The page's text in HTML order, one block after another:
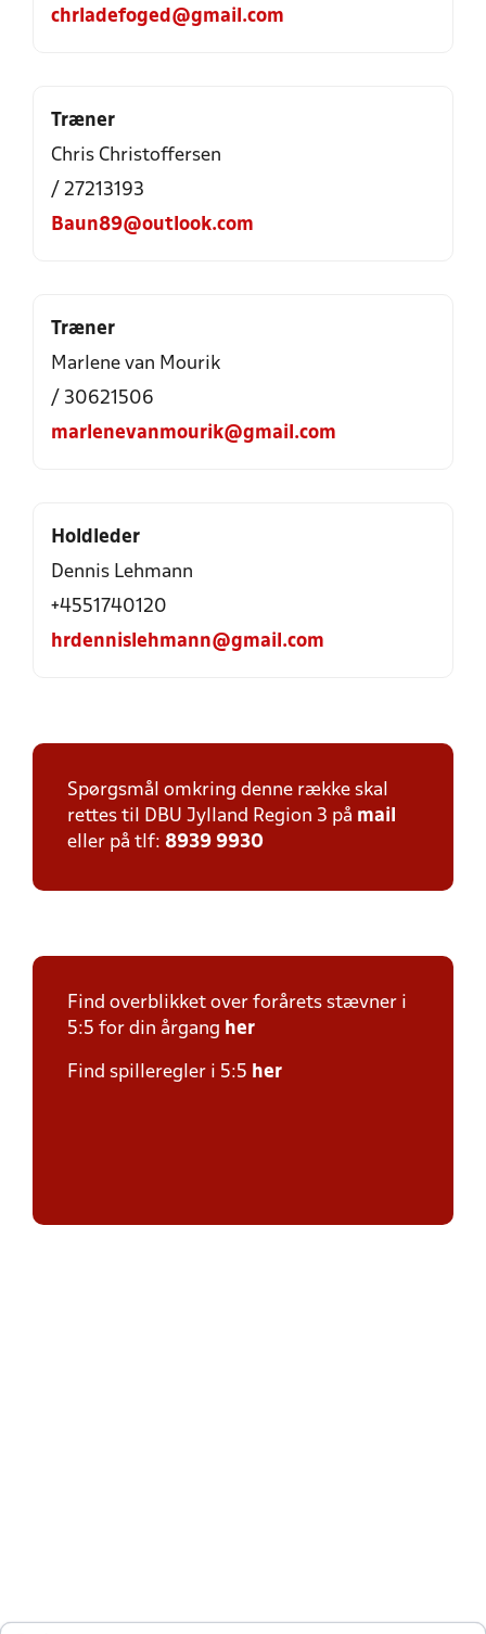
chrladefoged@gmail.com
Træner
Chris Christoffersen
/ 27213193
Baun89@outlook.com
Træner
Marlene van Mourik
/ 30621506
marlenevanmourik@gmail.com
Holdleder
Dennis Lehmann
+4551740120
hrdennislehmann@gmail.com
Spørgsmål omkring denne række skal
rettes til DBU Jylland Region 3 på mail
eller på tlf: 8939 9930
Find overblikket over forårets stævner i
5:5 for din årgang her
Find spilleregler i 5:5 her